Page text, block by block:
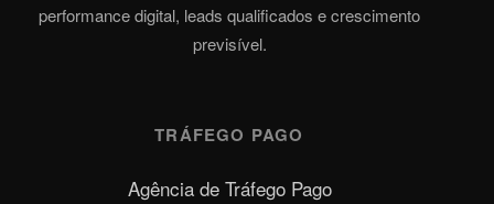
performance digital, leads qualificados e crescimento
previsível.
TRÁFEGO PAGO
Agência de Tráfego Pago